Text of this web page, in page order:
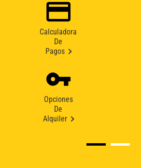
Calculadora
De
Pagos
Opciones
De
Alquiler